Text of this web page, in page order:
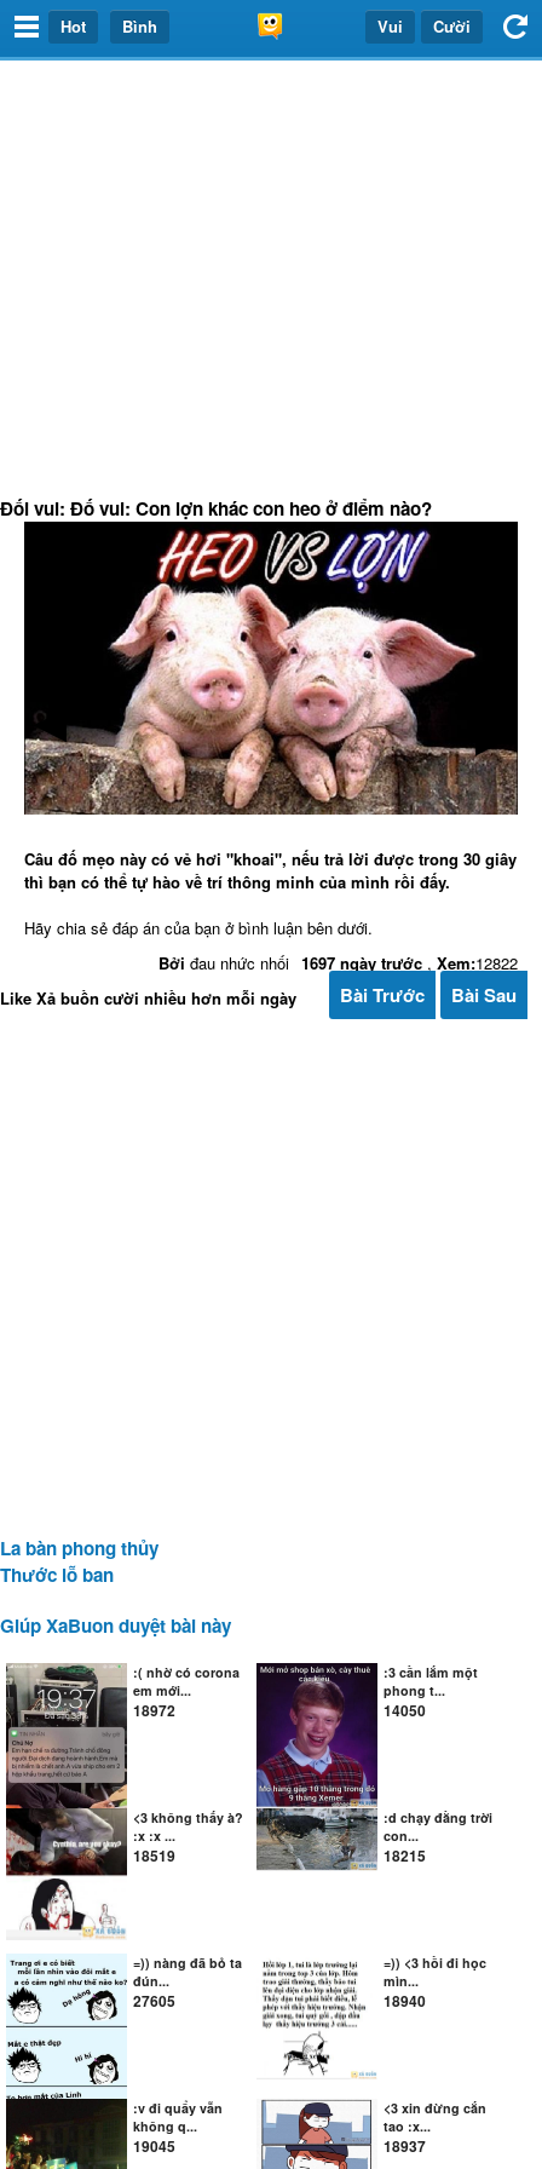
Hot Bình Cười
Vui
Đối vui: Đố vui: Con lợn khác con heo ở điểm nào?
Câu đố mẹo này có vẻ hơi "khoai", nếu trả lời được trong 30 giây
thì bạn có thể tự hào về trí thông minh của mình rồi đấy.
Hãy chia sẻ đáp án của bạn ở bình luận bên dưới.
▶
▶
1697 ngày trước , Xem:12822
Bởi đau nhức nhối
Bài Trước Bài Sau
Like Xả buồn cười nhiều hơn mỗi ngày
La bàn phong thủy
Thước lỗ ban
Giúp XaBuon duyệt bài này
:( nhờ có corona
em mới...
18972
:3 cần lắm một
phong t...
14050
<3 không thấy à?
:x :x ...
18519
:d chạy đằng trời
con...
18215
=)) nàng đã bỏ ta
đún...
27605
=)) <3 hồi đi học
mìn...
18940
:v đi quẩy vẫn
không q...
19045
<3 xin đừng cắn
tao :x...
18937